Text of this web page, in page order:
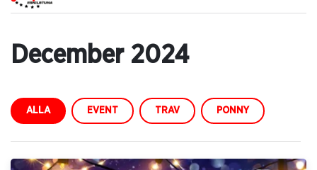
December 2024
ALLA EVENT TRAV PONNY